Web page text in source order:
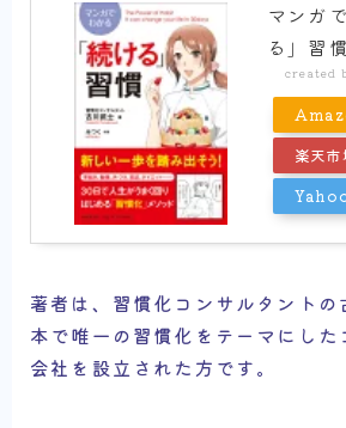
マンガ
る」習
created
楽天市
著者は、習慣化コンサルタントの
本で唯一の習慣化をテーマにした
会社を設立された方です。